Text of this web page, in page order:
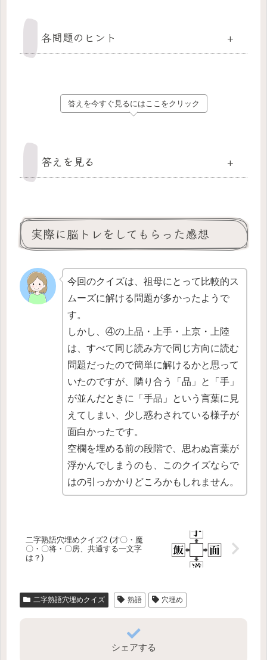
各問題のヒント +
答えを今すぐ見るにはここをクリック
答えを見る +
実際に脳トレをしてもらった感想
今回のクイズは、祖母にとって比較的ス
ムーズに解ける問題が多かったようで
す。
しかし、④の上品・上手・上京・上陸
は、すべて同じ読み方で同じ方向に読む
問題だったので簡単に解けるかと思って
いたのですが、隣り合う「品」と「手」
が並んだときに「手品」という言葉に見
えてしまい、少し惑わされている様子が
面白かったです。
空欄を埋める前の段階で、思わぬ言葉が
浮かんでしまうのも、このクイズならで
はの引っかかりどころかもしれません。
二字熟語穴埋めクイズ2 (才〇・魔
〇・〇将・〇房、共通する一文字
は？)
二字熟語穴埋めクイズ 熟語 穴埋め
シェアする